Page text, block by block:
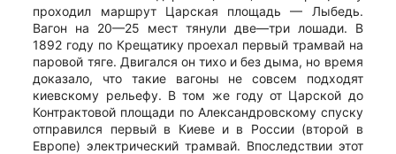
проходил маршрут Царская площадь — Лыбедь.
Вагон на 20—25 мест тянули две—три лошади. В
1892 году по Крещатику проехал первый трамвай на
паровой тяге. Двигался он тихо и без дыма, но время
доказало, что такие вагоны не совсем подходят
киевскому рельефу. В том же году от Царской до
Контрактовой площади по Александровскому спуску
отправился первый в Киеве и в России (второй в
Европе) электрический трамвай. Впоследствии этот